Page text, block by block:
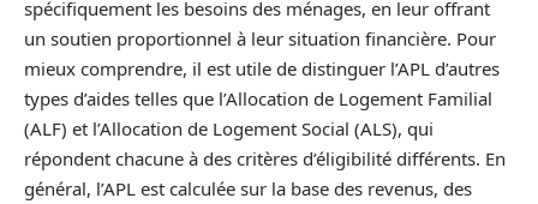
spécifiquement les besoins des ménages, en leur offrant
un soutien proportionnel à leur situation financière. Pour
mieux comprendre, il est utile de distinguer l’APL d’autres
types d’aides telles que l’Allocation de Logement Familial
(ALF) et l’Allocation de Logement Social (ALS), qui
répondent chacune à des critères d’éligibilité différents. En
général, l’APL est calculée sur la base des revenus, des